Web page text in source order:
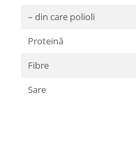
– din care polioli
Proteină
Fibre
Sare